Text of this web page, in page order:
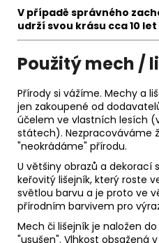
V případě správného
udrží svou krásu cca 10 let
Použitý mech /
Přírody si vážíme. Mechy a
jen zakoupené od
účelem ve vlastních lesích
státech). Nezpracováváme
"neokrádáme" přírodu.
U většiny obrazů a dekorací
keřovitý lišejník, který roste
světlou barvu a je proto ve
přírodním barvivem pro
Mech či lišejník je naložen
"usušen". Vlhkost obsažená